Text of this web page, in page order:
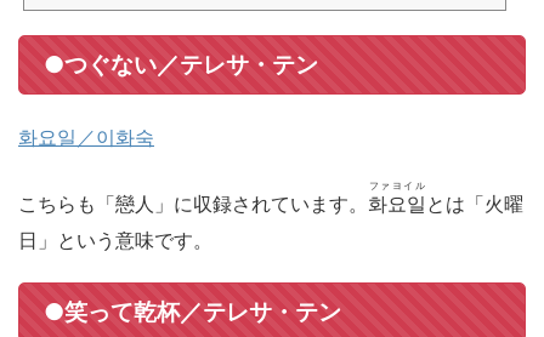
●つぐない／テレサ・テン
화요일／이화숙
こちらも「戀人」に収録されています。 화요일
ファヨイル
とは「火曜
日」という意味です。
●笑って乾杯／テレサ・テン